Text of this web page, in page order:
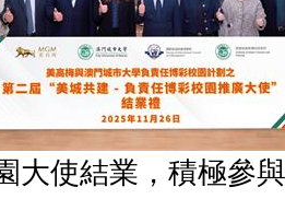
大使結業，積極參